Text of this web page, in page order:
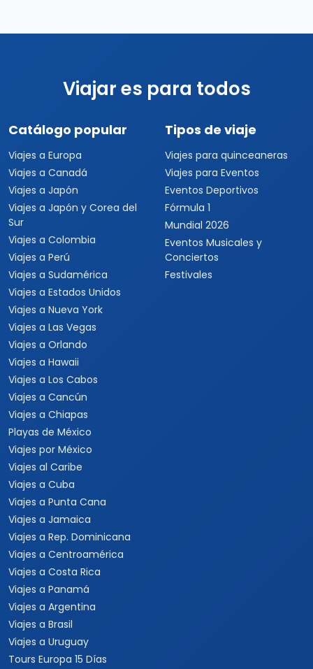
Viajar es para todos
Catálogo popular
Viajes a Europa
Viajes a Canadá
Viajes a Japón
Viajes a Japón y Corea del
Sur
Viajes a Colombia
Viajes a Perú
Viajes a Sudamérica
Viajes a Estados Unidos
Viajes a Nueva York
Viajes a Las Vegas
Viajes a Orlando
Viajes a Hawaii
Viajes a Los Cabos
Viajes a Cancún
Viajes a Chiapas
Playas de México
Viajes por México
Viajes al Caribe
Viajes a Cuba
Viajes a Punta Cana
Viajes a Jamaica
Viajes a Rep. Dominicana
Viajes a Centroamérica
Viajes a Costa Rica
Viajes a Panamá
Viajes a Argentina
Viajes a Brasil
Viajes a Uruguay
Tours Europa 15 Días
Tipos de viaje
Viajes para quinceaneras
Viajes para Eventos
Eventos Deportivos
Fórmula 1
Mundial 2026
Eventos Musicales y
Conciertos
Festivales